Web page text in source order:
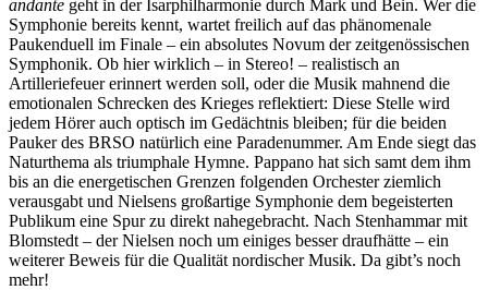
andante geht in der Isarphilharmonie durch Mark und Bein. Wer die
Symphonie bereits kennt, wartet freilich auf das phänomenale
Paukenduell im Finale – ein absolutes Novum der zeitgenössischen
Symphonik. Ob hier wirklich – in Stereo! – realistisch an
Artilleriefeuer erinnert werden soll, oder die Musik mahnend die
emotionalen Schrecken des Krieges reflektiert: Diese Stelle wird
jedem Hörer auch optisch im Gedächtnis bleiben; für die beiden
Pauker des BRSO natürlich eine Paradenummer. Am Ende siegt das
Naturthema als triumphale Hymne. Pappano hat sich samt dem ihm
bis an die energetischen Grenzen folgenden Orchester ziemlich
verausgabt und Nielsens großartige Symphonie dem begeisterten
Publikum eine Spur zu direkt nahegebracht. Nach Stenhammar mit
Blomstedt – der Nielsen noch um einiges besser draufhätte – ein
weiterer Beweis für die Qualität nordischer Musik. Da gibt’s noch
mehr!